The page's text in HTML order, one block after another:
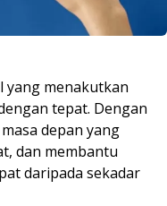
yang menakutkan
tepat. Dengan
depan yang
dan membantu
daripada sekadar